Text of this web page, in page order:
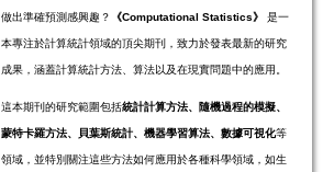
做出準確預測感興趣？ 《Computational Statistics》 是一
本專注於計算統計領域的頂尖期刊，致力於發表最新的研究
成果，涵蓋計算統計方法、算法以及在現實問題中的應用。
這本期刊的研究範圍包括統計計算方法、隨機過程的模擬、
蒙特卡羅方法、貝葉斯統計、機器學習算法、數據可視化等
領域，並特別關注這些方法如何應用於各種科學領域，如生